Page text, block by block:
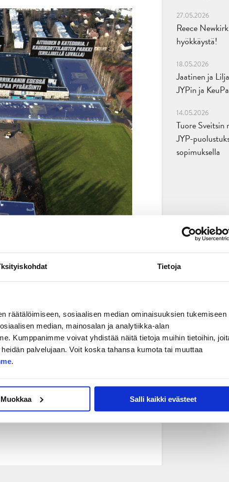
Tietoja
räätälöimiseen, sosiaalisen median ominaisuuksien tukemiseen
median, mainosalan ja analytiikka-alan
Kumppanimme voivat yhdistää näitä tietoja muihin tietoihin,
palvelujaan. Voit koska tahansa kumota tai muuttaa
.
Muokkaa Salli kaikki evästeet
aikana. Tulemme
myöhemmin erikseen.
Kausikorttia tai
seudun Linkki -liikenteen
vielä ottelun jälkeenkin.
27.05.2026
Reece
hyökkäystä!
18.05.2026
Jaatinen ja
JYPin ja
14.05.2026
Tuore Sveitsin
JYP-
sopimuksella